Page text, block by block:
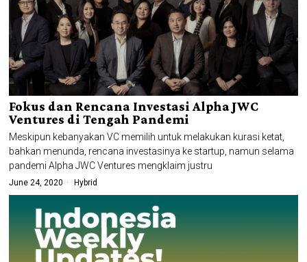
Fokus dan Rencana Investasi Alpha JWC
Ventures di Tengah Pandemi
Meskipun kebanyakan VC memilih untuk melakukan kurasi ketat,
bahkan menunda, rencana investasinya ke startup, namun selama
pandemi Alpha JWC Ventures mengklaim justru
June 24, 2020 Hybrid